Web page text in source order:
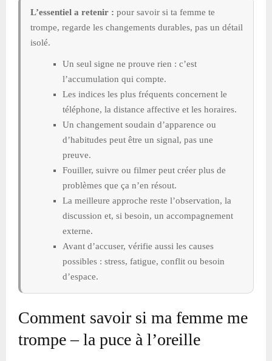
L’essentiel a retenir : pour savoir si ta femme te
trompe, regarde les changements durables, pas un détail
isolé.
Un seul signe ne prouve rien : c’est
l’accumulation qui compte.
Les indices les plus fréquents concernent le
téléphone, la distance affective et les horaires.
Un changement soudain d’apparence ou
d’habitudes peut être un signal, pas une
preuve.
Fouiller, suivre ou filmer peut créer plus de
problèmes que ça n’en résout.
La meilleure approche reste l’observation, la
discussion et, si besoin, un accompagnement
externe.
Avant d’accuser, vérifie aussi les causes
possibles : stress, fatigue, conflit ou besoin
d’espace.
Comment savoir si ma femme me
trompe – la puce à l’oreille